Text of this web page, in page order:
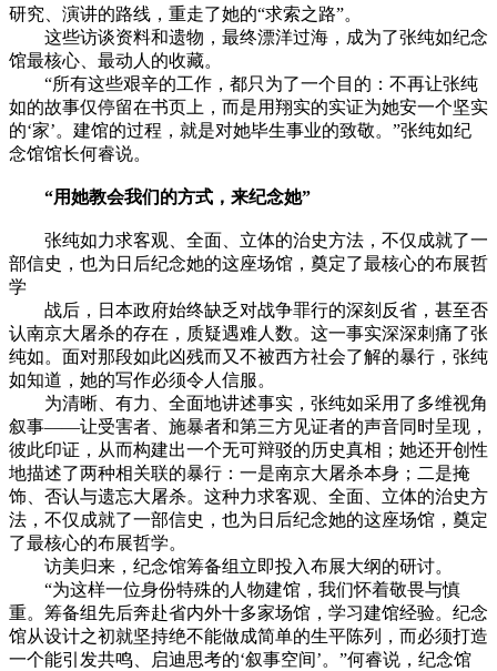
研究、演讲的路线，重走了她的“求索之路”。
这些访谈资料和遗物，最终漂洋过海，成为了张纯如纪念
馆最核心、最动人的收藏。
“所有这些艰辛的工作，都只为了一个目的：不再让张纯
如的故事仅停留在书页上，而是用翔实的实证为她安一个坚实
的‘家’。建馆的过程，就是对她毕生事业的致敬。”张纯如纪
念馆馆长何睿说。
“用她教会我们的方式，来纪念她”
张纯如力求客观、全面、立体的治史方法，不仅成就了一
部信史，也为日后纪念她的这座场馆，奠定了最核心的布展哲
学
战后，日本政府始终缺乏对战争罪行的深刻反省，甚至否
认南京大屠杀的存在，质疑遇难人数。这一事实深深刺痛了张
纯如。面对那段如此凶残而又不被西方社会了解的暴行，张纯
如知道，她的写作必须令人信服。
为清晰、有力、全面地讲述事实，张纯如采用了多维视角
叙事——让受害者、施暴者和第三方见证者的声音同时呈现，
彼此印证，从而构建出一个无可辩驳的历史真相；她还开创性
地描述了两种相关联的暴行：一是南京大屠杀本身；二是掩
饰、否认与遗忘大屠杀。这种力求客观、全面、立体的治史方
法，不仅成就了一部信史，也为日后纪念她的这座场馆，奠定
了最核心的布展哲学。
访美归来，纪念馆筹备组立即投入布展大纲的研讨。
“为这样一位身份特殊的人物建馆，我们怀着敬畏与慎
重。筹备组先后奔赴省内外十多家场馆，学习建馆经验。纪念
馆从设计之初就坚持绝不能做成简单的生平陈列，而必须打造
一个能引发共鸣、启迪思考的‘叙事空间’。”何睿说，纪念馆